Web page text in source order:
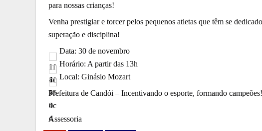
para nossas crianças!
Venha prestigiar e torcer pelos pequenos atletas que têm se
superação e disciplina!
Data: 30 de novembro
Horário: A partir das 13h
Local: Ginásio Mozart
Prefeitura de Candói – Incentivando o esporte, formando campeões!
Assessoria